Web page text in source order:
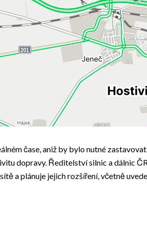
čase, aniž by bylo nutné
dopravy. Ředitelství silnic a dálnic
a plánuje jejich rozšíření, včetně